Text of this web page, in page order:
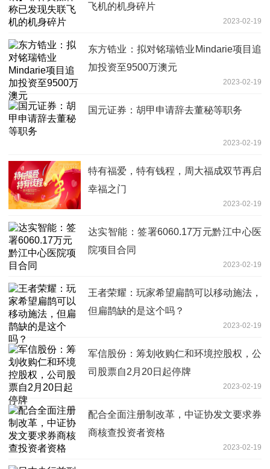
飞机的机身碎片
2023-02-19
东方锆业：拟对铭瑞锆业Mindarie项目追
加投资至9500万澳元
2023-02-19
国元证券：胡甲申请辞去董秘等职务
2023-02-19
特有福爱，特有钱程，周大福成双节再启
幸福之门
2023-02-19
达实智能：签署6060.17万元黔江中心医
院项目合同
2023-02-19
王者荣耀：玩家希望扁鹊可以移动施法，
但扁鹊缺的是这个吗？
2023-02-19
军信股份：筹划收购仁和环境控股权，公
司股票自2月20日起停牌
2023-02-19
配合全面注册制改革，中证协发文要求券
商核查投资者资格
2023-02-19